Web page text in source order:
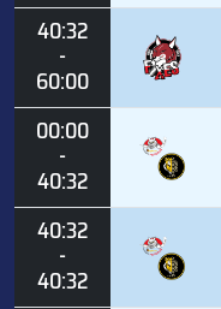
40:32
-
60:00
00:00
-
40:32
40:32
-
40:32